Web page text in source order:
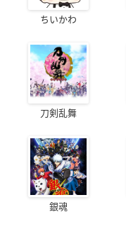
ちいかわ
刀剣乱舞
銀魂